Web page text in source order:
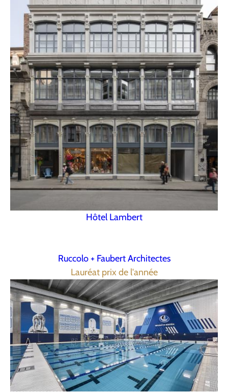
Hôtel Lambert
Ruccolo + Faubert Architectes
Lauréat prix de l'année